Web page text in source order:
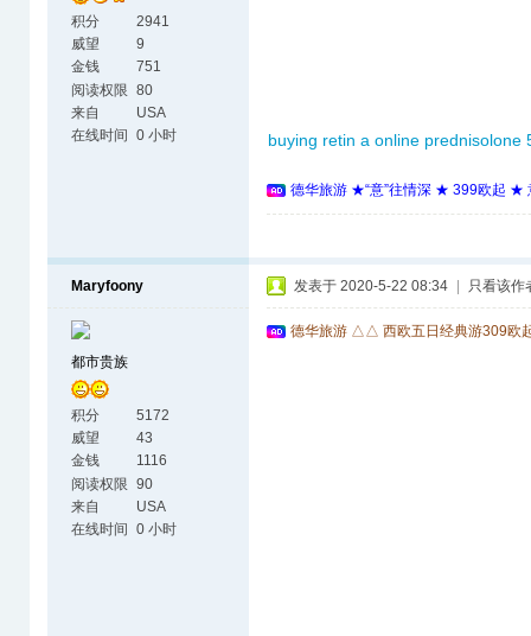
积分
2941
威望
9
金钱
751
阅读权限 80
来自
USA
在线时间
0 小时 buying retin a online prednisolone
德华旅游 ★“意”往情深 ★ 399欧起 ★
Maryfoony
都市贵族
积分
5172
威望
43
金钱
1116
阅读权限 90
来自
USA
在线时间
0 小时
发表于 2020-5-22 08:34 只看该作
德华旅游 △△ 西欧五日经典游309欧